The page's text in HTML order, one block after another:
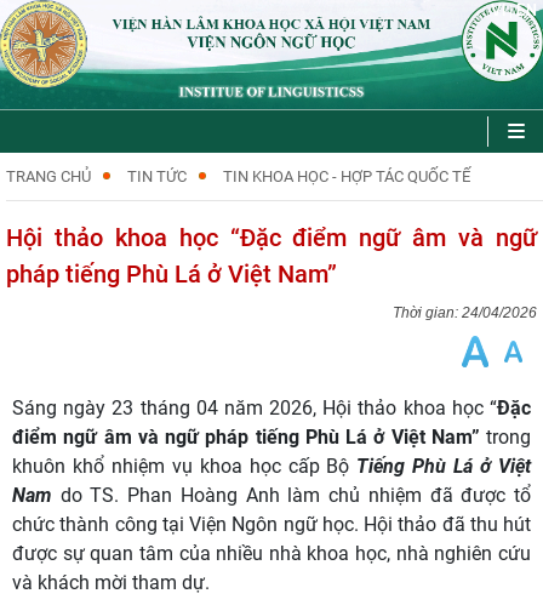
VI|EN
TRANG CHỦ TIN TỨC TIN KHOA HỌC - HỢP TÁC QUỐC TẾ
Hội thảo khoa học “Đặc điểm ngữ âm và ngữ
pháp tiếng Phù Lá ở Việt Nam”
24/04/2026
Sáng ngày 23 tháng 04 năm 2026, Hội thảo khoa học “Đặc
điểm ngữ âm và ngữ pháp tiếng Phù Lá ở Việt Nam” trong
khuôn khổ nhiệm vụ khoa học cấp Bộ Tiếng Phù Lá ở Việt
Nam do TS. Phan Hoàng Anh làm chủ nhiệm đã được tổ
chức thành công tại Viện Ngôn ngữ học. Hội thảo đã thu hút
được sự quan tâm của nhiều nhà khoa học, nhà nghiên cứu
và khách mời tham dự.